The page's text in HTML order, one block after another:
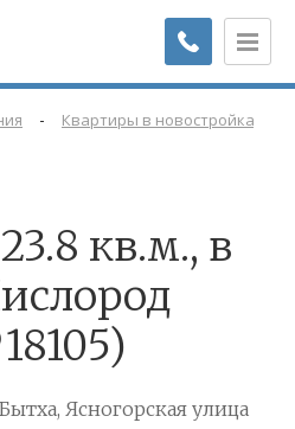
- Квартиры в новостройках
кв.м., в
Ясногорская улица